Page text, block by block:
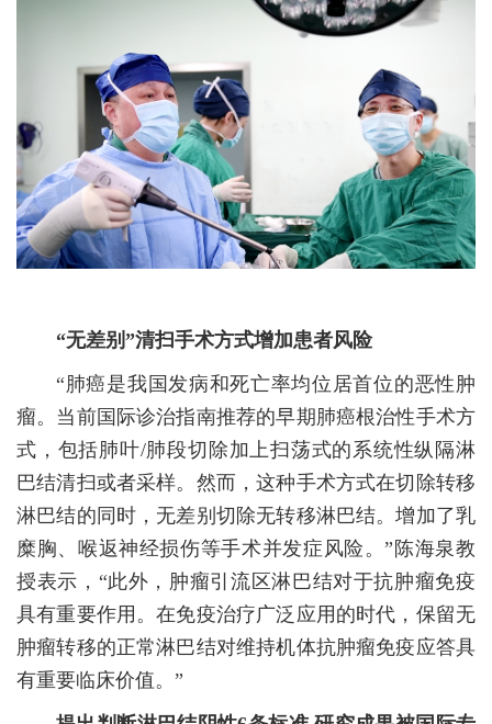
“无差别”清扫手术方式增加患者风险
“肺癌是我国发病和死亡率均位居首位的恶性肿
瘤。当前国际诊治指南推荐的早期肺癌根治性手术方
式，包括肺叶/肺段切除加上扫荡式的系统性纵隔淋
巴结清扫或者采样。然而，这种手术方式在切除转移
淋巴结的同时，无差别切除无转移淋巴结。增加了乳
糜胸、喉返神经损伤等手术并发症风险。”陈海泉教
授表示，“此外，肿瘤引流区淋巴结对于抗肿瘤免疫
具有重要作用。在免疫治疗广泛应用的时代，保留无
肿瘤转移的正常淋巴结对维持机体抗肿瘤免疫应答具
有重要临床价值。”